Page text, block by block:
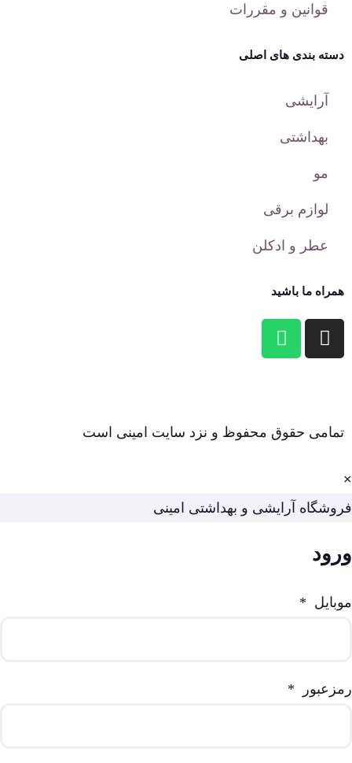
قوانین و مقررات
دسته بندی های اصلی
آرایشی
بهداشتی
مو
لوازم برقی
عطر و ادکلن
همراه ما باشید
تمامی حقوق محفوظ و نزد سایت امینی است
×
فروشگاه آرایشی و بهداشتی امینی
ورود
موبایل *
رمزعبور *